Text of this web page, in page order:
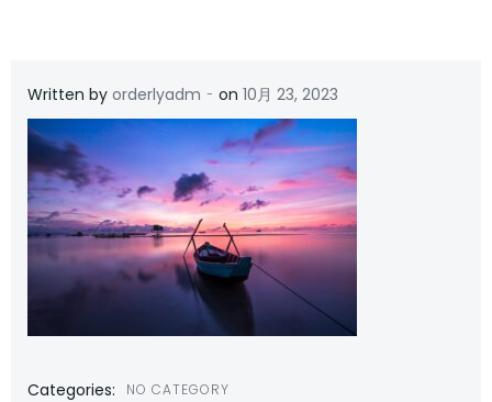
Written by orderlyadm - on 10月 23, 2023
Categories: NO CATEGORY